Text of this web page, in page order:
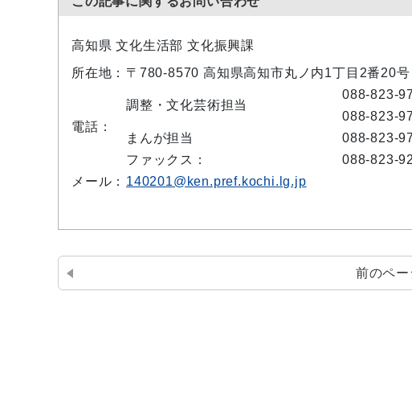
高知県 文化生活部 文化振興課
所在地： 〒780-8570 高知県高知市丸ノ内1丁目2番20号
電話：
調整・文化芸術担当
088-823-
088-823-
まんが担当
088-823-
ファックス：
088-823-
メール： 140201@ken.pref.kochi.lg.jp
前のペー